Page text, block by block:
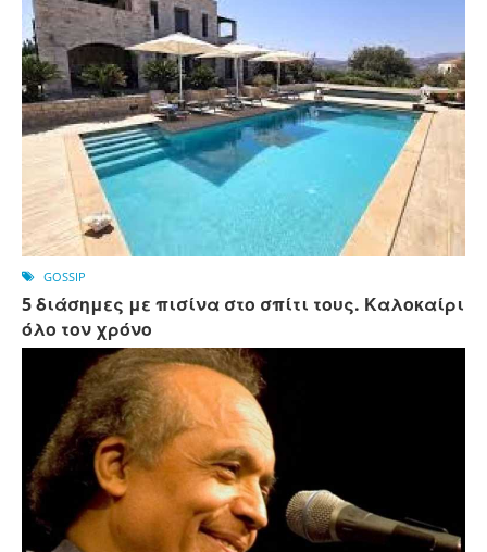
GOSSIP
5 διάσημες με πισίνα στο σπίτι τους. Καλοκαίρι
όλο τον χρόνο